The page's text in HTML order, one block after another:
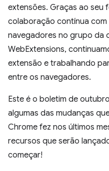
extensões. Graças ao seu
colaboração contínua
navegadores no grupo da
WebExtensions,
extensão e trabalhando
entre os navegadores.
Este é o boletim de
algumas das mudanças
Chrome fez nos últimos
recursos que serão
começar!